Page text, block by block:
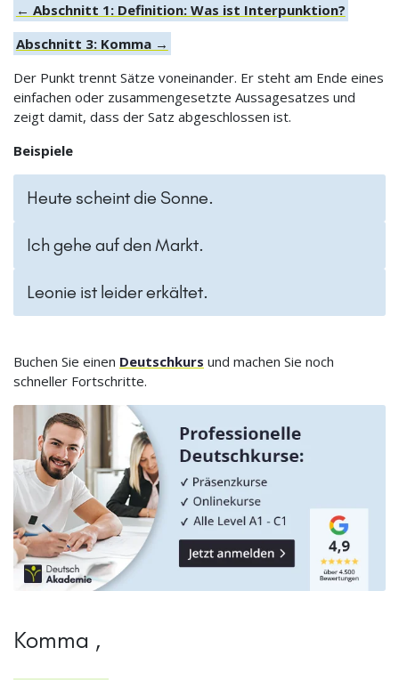
← Abschnitt 1: Definition: Was ist Interpunktion?
Abschnitt 3: Komma →
Der Punkt trennt Sätze voneinander. Er steht am Ende eines
einfachen oder zusammengesetzte Aussagesatzes und
zeigt damit, dass der Satz abgeschlossen ist.
Beispiele
Heute scheint die Sonne.
Ich gehe auf den Markt.
Leonie ist leider erkältet.
Buchen Sie einen Deutschkurs und machen Sie noch
schneller Fortschritte.
Komma ,